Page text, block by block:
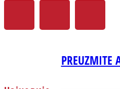
PREUZMITE